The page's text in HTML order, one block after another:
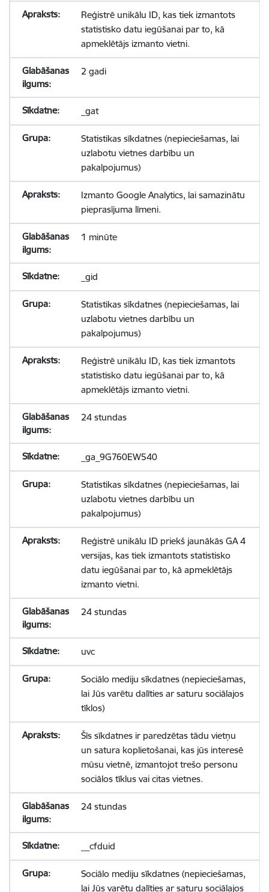
Reģistrē unikālu ID, kas tiek izmantots
statistisko datu iegūšanai par to, kā
apmeklētājs izmanto vietni.
2 gadi
_gat
Statistikas sīkdatnes (nepieciešamas, lai
uzlabotu vietnes darbību un
pakalpojumus)
Izmanto Google Analytics, lai samazinātu
pieprasījuma līmeni.
1 minūte
_gid
Statistikas sīkdatnes (nepieciešamas, lai
uzlabotu vietnes darbību un
pakalpojumus)
Reģistrē unikālu ID, kas tiek izmantots
statistisko datu iegūšanai par to, kā
apmeklētājs izmanto vietni.
24 stundas
_ga_9G760EW540
Statistikas sīkdatnes (nepieciešamas, lai
uzlabotu vietnes darbību un
pakalpojumus)
Reģistrē unikālu ID priekš jaunākās GA 4
versijas, kas tiek izmantots statistisko
datu iegūšanai par to, kā apmeklētājs
izmanto vietni.
24 stundas
uvc
Sociālo mediju sīkdatnes (nepieciešamas,
lai Jūs varētu dalīties ar saturu sociālajos
tīklos)
Šīs sīkdatnes ir paredzētas tādu vietņu
un satura koplietošanai, kas jūs interesē
mūsu vietnē, izmantojot trešo personu
sociālos tīklus vai citas vietnes.
24 stundas
__cfduid
Sociālo mediju sīkdatnes (nepieciešamas,
lai Jūs varētu dalīties ar saturu sociālajos